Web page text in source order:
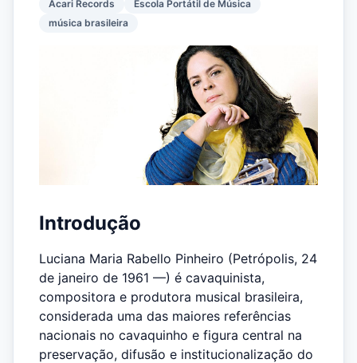
Acari Records
Escola Portátil de Música
música brasileira
Introdução
Luciana Maria Rabello Pinheiro (Petrópolis, 24
de janeiro de 1961 —) é cavaquinista,
compositora e produtora musical brasileira,
considerada uma das maiores referências
nacionais no cavaquinho e figura central na
preservação, difusão e institucionalização do